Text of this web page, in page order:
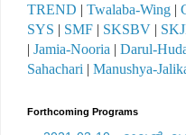
TREND | Twalaba-Wing |
SYS | SMF | SKSBV |
| Jamia-Nooria | Darul-
Sahachari | Manushya-
Forthcoming Programs